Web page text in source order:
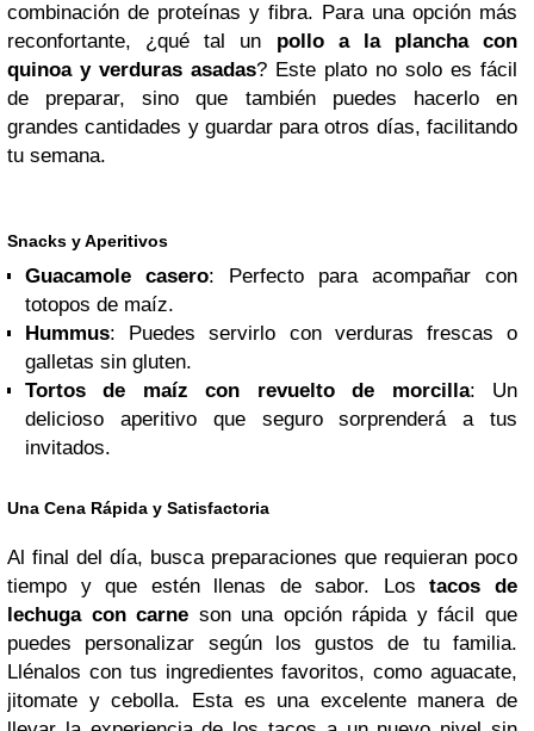
combinación de proteínas y fibra. Para una opción más
reconfortante, ¿qué tal un pollo a la plancha con
quinoa y verduras asadas? Este plato no solo es fácil
de preparar, sino que también puedes hacerlo en
grandes cantidades y guardar para otros días, facilitando
tu semana.
Snacks y Aperitivos
Guacamole casero: Perfecto para acompañar con
totopos de maíz.
Hummus: Puedes servirlo con verduras frescas o
galletas sin gluten.
Tortos de maíz con revuelto de morcilla: Un
delicioso aperitivo que seguro sorprenderá a tus
invitados.
Una Cena Rápida y Satisfactoria
Al final del día, busca preparaciones que requieran poco
tiempo y que estén llenas de sabor. Lostacos de
lechuga con carne son una opción rápida y fácil que
puedes personalizar según los gustos de tu familia.
Llénalos con tus ingredientes favoritos, como aguacate,
jitomate y cebolla. Esta es una excelente manera de